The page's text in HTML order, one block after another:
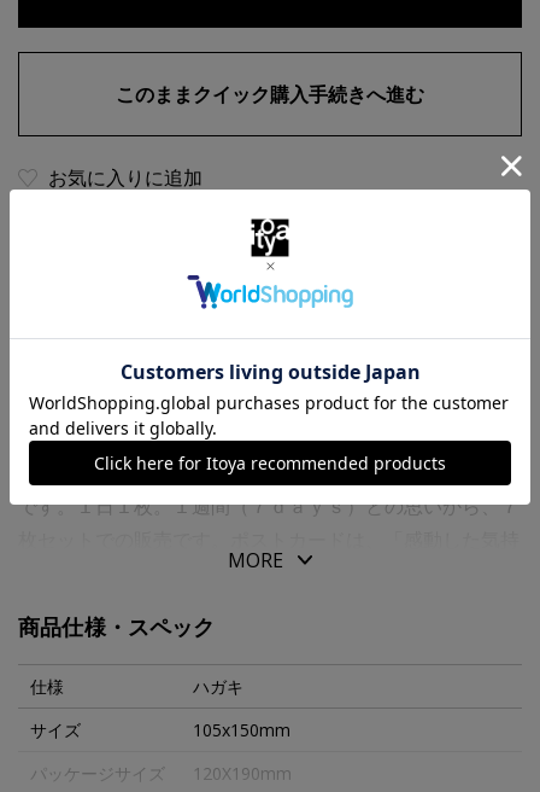
お気に入りに追加
返品・交換について
商品の特徴
７ ｄａｙｓ ｃａｒｄｓは、１週間毎日手紙を書きたい
と１９８０年に作り始められたポストカードのブランド名
です。１日１枚。１週間（７ｄａｙｓ）との思いから、７
ちや、うれしかった思いを伝える手助けの道具」と考え、
書きの文字で気持ちを伝えてみませんか？
カードセットは専用封筒にお入れします。
MORE
商品仕様・スペック
仕様
ハガキ
サイズ
105x150mm
パッケージサイズ
120X190mm